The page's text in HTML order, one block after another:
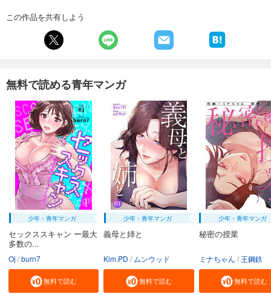
この作品を共有しよう
無料で読める青年マンガ
少年・青年マンガ
セックススキャン ー最大
多数の...
Oj burn7
無料で読む
少年・青年マンガ
義母と姉と
Kim.PD ムンウッド
無料で読む
少年・青年マンガ
秘密の授業
ミナちゃん 王鋼鉄
無料で読む